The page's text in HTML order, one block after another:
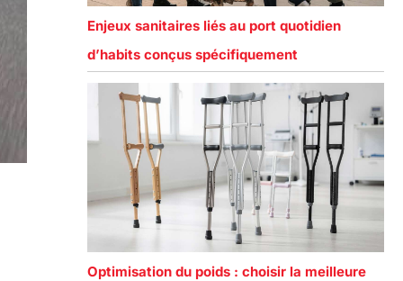
Enjeux sanitaires liés au port quotidien
d’habits conçus spécifiquement
Optimisation du poids : choisir la meilleure